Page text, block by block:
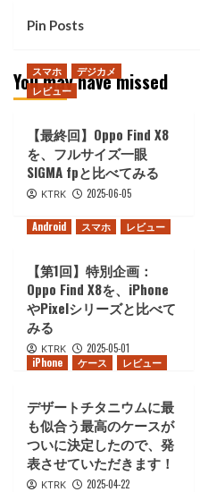
Pin Posts
You may have missed
スマホ
デジカメ
レビュー
【最終回】Oppo Find X8
を、フルサイズ一眼
SIGMA fpと比べてみる
KTRK 2025-06-05
Android
スマホ レビュー
【第1回】特別企画：
Oppo Find X8を、iPhone
やPixelシリーズと比べて
みる
KTRK 2025-05-01
iPhone
ケース レビュー
デザートチタニウムに最
も似合う最高のケースが
ついに決定したので、発
表させていただきます！
KTRK 2025-04-22